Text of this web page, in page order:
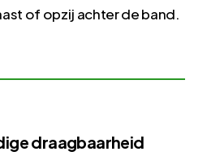
of opzij achter de band.
draagbaarheid